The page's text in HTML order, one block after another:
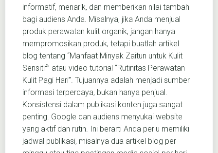
informatif, menarik, dan memberikan nilai tambah
bagi audiens Anda. Misalnya, jika Anda menjual
produk perawatan kulit organik, jangan hanya
mempromosikan produk, tetapi buatlah artikel
blog tentang “Manfaat Minyak Zaitun untuk Kulit
Sensitif” atau video tutorial “Rutinitas Perawatan
Kulit Pagi Hari”. Tujuannya adalah menjadi sumber
informasi terpercaya, bukan hanya penjual.
Konsistensi dalam publikasi konten juga sangat
penting. Google dan audiens menyukai website
yang aktif dan rutin. Ini berarti Anda perlu memiliki
jadwal publikasi, misalnya dua artikel blog per